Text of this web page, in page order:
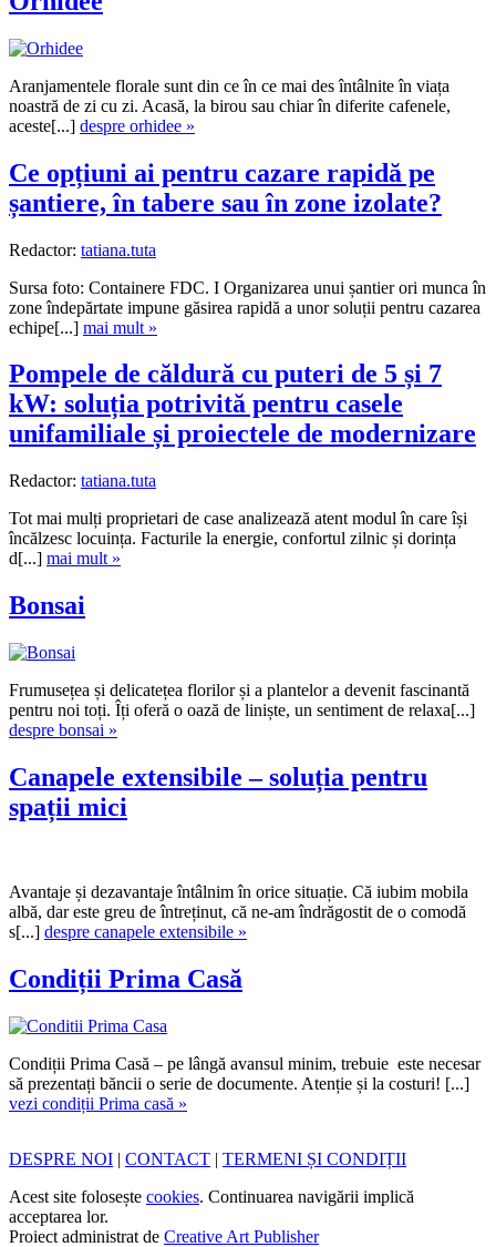
Aranjamentele florale sunt din ce în ce mai des întâlnite în viața
noastră de zi cu zi. Acasă, la birou sau chiar în diferite cafenele,
aceste[...] despre orhidee »
Ce opțiuni ai pentru cazare rapidă pe
șantiere, în tabere sau în zone izolate?
Redactor: tatiana.tuta
Sursa foto: Containere FDC. I Organizarea unui șantier ori munca în
zone îndepărtate impune găsirea rapidă a unor soluții pentru cazarea
echipe[...] mai mult »
Pompele de căldură cu puteri de 5 și 7
kW: soluția potrivită pentru casele
unifamiliale și proiectele de modernizare
Redactor: tatiana.tuta
Tot mai mulți proprietari de case analizează atent modul în care își
încălzesc locuința. Facturile la energie, confortul zilnic și dorința
d[...] mai mult »
Bonsai
Frumusețea și delicatețea florilor și a plantelor a devenit fascinantă
pentru noi toți. Îți oferă o oază de liniște, un sentiment de relaxa[...]
despre bonsai »
Canapele extensibile – soluția pentru
spații mici
Avantaje și dezavantaje întâlnim în orice situație. Că iubim mobila
albă, dar este greu de întreținut, că ne-am îndrăgostit de o comodă
s[...] despre canapele extensibile »
Condiții Prima Casă
Condiții Prima Casă – pe lângă avansul minim, trebuie este necesar
să prezentați băncii o serie de documente. Atenție și la costuri! [...]
vezi condiții Prima casă »
DESPRE NOI | CONTACT | TERMENI ȘI CONDIȚII
Acest site folosește cookies. Continuarea navigării implică
acceptarea lor.
Proiect administrat de Creative Art Publisher